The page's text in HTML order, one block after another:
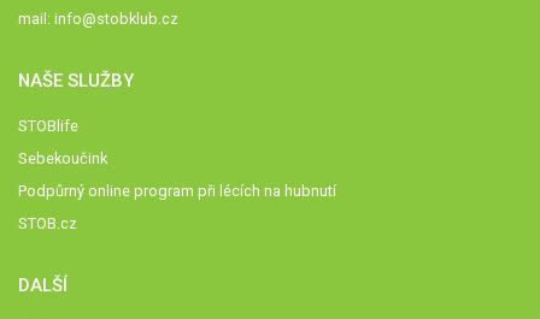
mail: info@stobklub.cz
NAŠE SLUŽBY
STOBlife
Sebekoučink
Podpůrný online program při lécích na hubnutí
STOB.cz
DALŠÍ